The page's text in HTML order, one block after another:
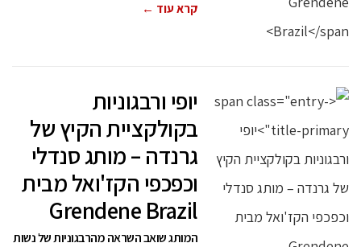
קרא עוד ←
יופי ורבגוניות
בקולקציית הקיץ של
גרנדה – מותג סנדלי
וכפכפי הקז'ואל מבית
Grendene Brazil
המותג שואב השראה מהרבגוניות של נשות